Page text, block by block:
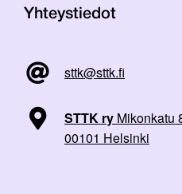
Yhteystiedot
sttk@sttk.fi
STTK ry Mikonkatu
00101 Helsinki